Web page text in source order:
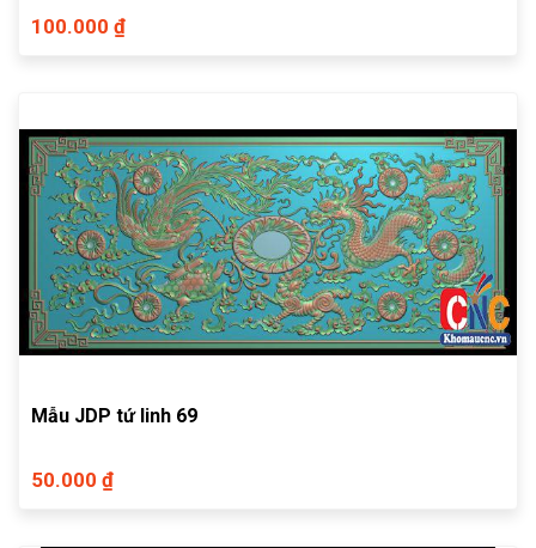
100.000 ₫
Mẫu JDP tứ linh 69
50.000 ₫